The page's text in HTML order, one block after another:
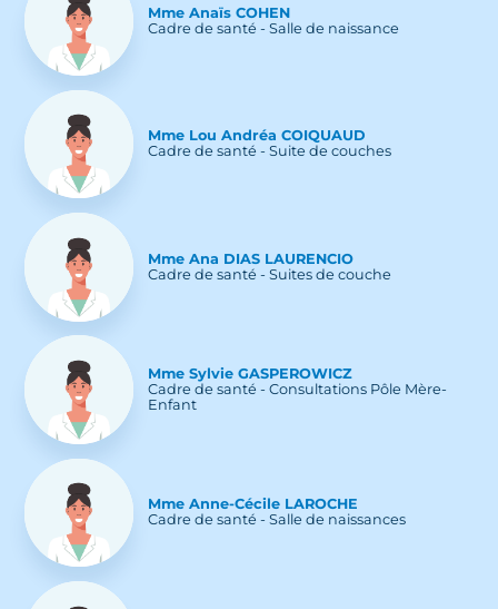
Mme Anaïs COHEN
Cadre de santé - Salle de naissance
Mme Lou Andréa COIQUAUD
Cadre de santé - Suite de couches
Mme Ana DIAS LAURENCIO
Cadre de santé - Suites de couche
Mme Sylvie GASPEROWICZ
Cadre de santé - Consultations Pôle Mère-
Enfant
Mme Anne-Cécile LAROCHE
Cadre de santé - Salle de naissances